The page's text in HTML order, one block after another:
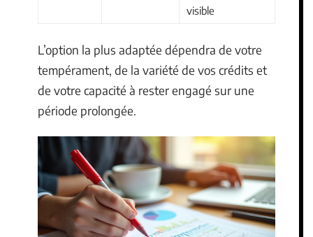
visible
L’option la plus adaptée dépendra de votre
tempérament, de la variété de vos crédits et
de votre capacité à rester engagé sur une
période prolongée.